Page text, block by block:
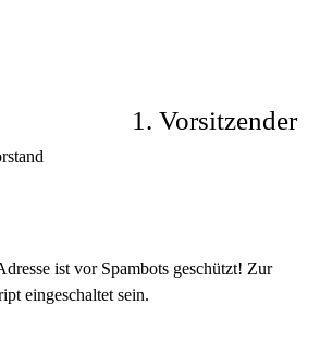
1. Vorsitzender
ist vor Spambots geschützt! Zur
eingeschaltet sein.